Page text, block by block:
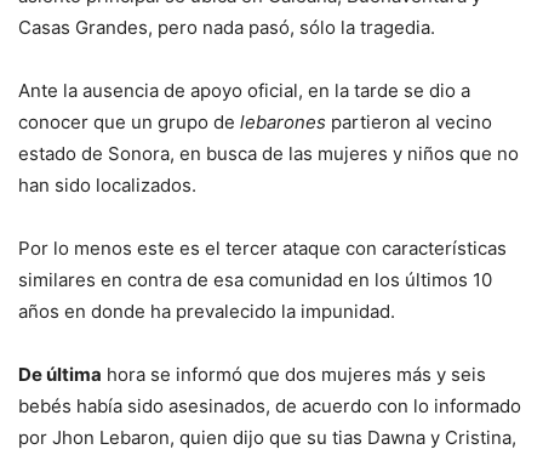
Casas Grandes, pero nada pasó, sólo la tragedia.
Ante la ausencia de apoyo oficial, en la tarde se dio a
conocer que un grupo de lebarones partieron al vecino
estado de Sonora, en busca de las mujeres y niños que no
han sido localizados.
Por lo menos este es el tercer ataque con características
similares en contra de esa comunidad en los últimos 10
años en donde ha prevalecido la impunidad.
De última hora se informó que dos mujeres más y seis
bebés había sido asesinados, de acuerdo con lo informado
por Jhon Lebaron, quien dijo que su tias Dawna y Cristina,